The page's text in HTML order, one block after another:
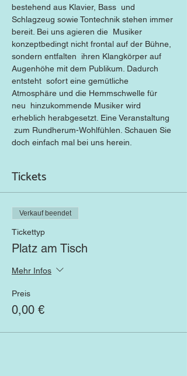
bestehend aus Klavier, Bass  und
Schlagzeug sowie Tontechnik stehen immer
bereit. Bei uns agieren die  Musiker
konzeptbedingt nicht frontal auf der Bühne,
sondern entfalten  ihren Klangkörper auf
Augenhöhe mit dem Publikum. Dadurch
entsteht  sofort eine gemütliche
Atmosphäre und die Hemmschwelle für
neu  hinzukommende Musiker wird
erheblich herabgesetzt. Eine Veranstaltung
zum Rundherum-Wohlfühlen. Schauen Sie
doch einfach mal bei uns herein.
Tickets
Verkauf beendet
Tickettyp
Platz am Tisch
Mehr Infos
Preis
0,00 €